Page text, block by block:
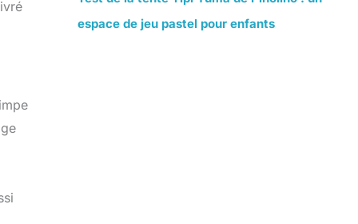
espace de jeu pastel pour enfants